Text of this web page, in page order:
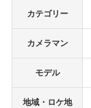
カテゴリー
カメラマン
モデル
地域・ロケ地